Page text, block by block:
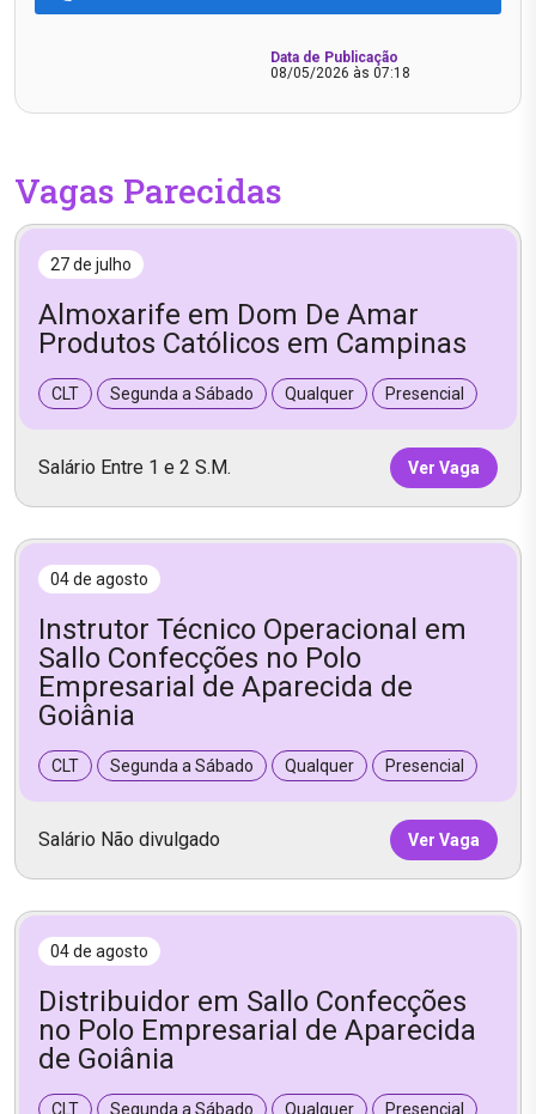
Data de Publicação
08/05/2026 às 07:18
Vagas Parecidas
27 de julho
Almoxarife em Dom De Amar
Produtos Católicos em Campinas
CLT Segunda a Sábado Qualquer Presencial
Salário Entre 1 e 2 S.M. Ver Vaga
04 de agosto
Instrutor Técnico Operacional em
Sallo Confecções no Polo
Empresarial de Aparecida de
Goiânia
CLT Segunda a Sábado Qualquer Presencial
Salário Não divulgado Ver Vaga
04 de agosto
Distribuidor em Sallo Confecções
no Polo Empresarial de Aparecida
de Goiânia
CLT Segunda a Sábado Qualquer Presencial